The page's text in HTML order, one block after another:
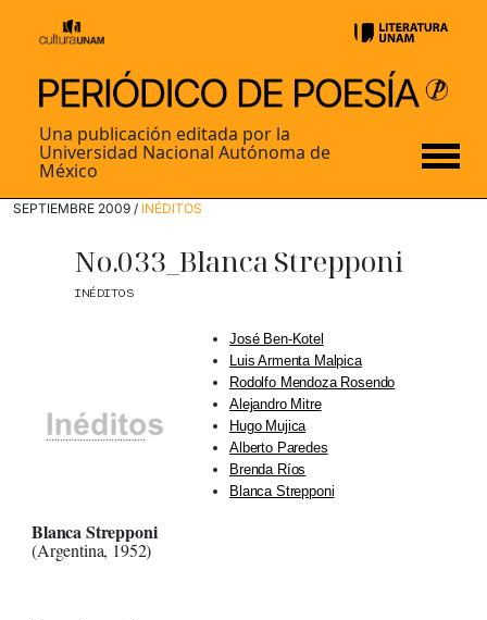
Una publicación editada por la
Universidad Nacional Autónoma de
México
SEPTIEMBRE 2009 / INÉDITOS
No.033_Blanca Strepponi
INÉDITOS
José Ben-Kotel
Luis Armenta Malpica
Rodolfo Mendoza Rosendo
Alejandro Mitre
Hugo Mujica
Alberto Paredes
Brenda Ríos
Blanca Strepponi
Blanca Strepponi
(Argentina, 1952)